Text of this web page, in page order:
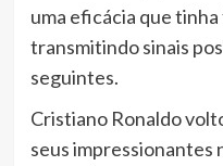
uma eficácia que
transmitindo sinais
seguintes.
Cristiano Ronaldo
seus impressionantes